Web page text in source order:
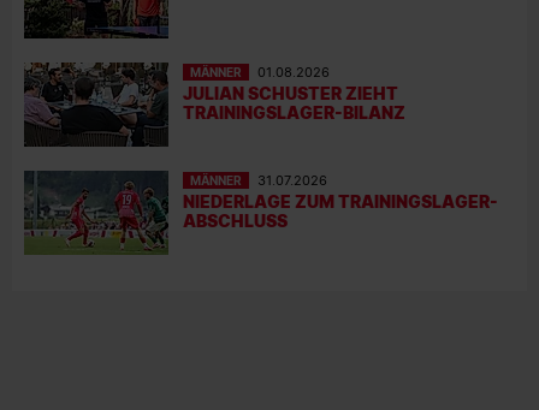
MÄNNER 01.08.2026
JULIAN SCHUSTER ZIEHT
TRAININGSLAGER-BILANZ
MÄNNER 31.07.2026
NIEDERLAGE ZUM TRAININGSLAGER-
ABSCHLUSS